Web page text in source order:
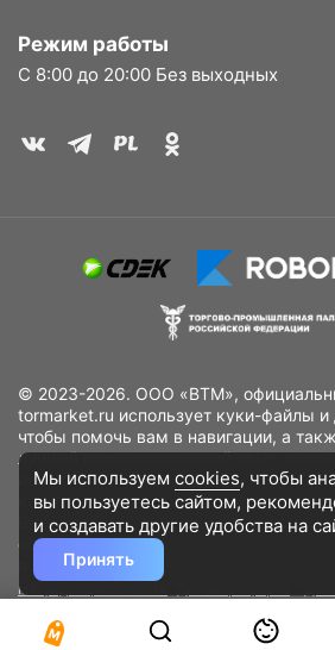
Режим работы
С 8:00 до 20:00 Без выходных
© 2023-2026. ООО «ВТМ»,
tormarket.ru использует куки-файлы и
чтобы помочь вам в навигации, а
лучший пользовательский опыт,
использование наших продуктов и
качество рекламных и
Вы не хотите, чтобы Ваши
обрабатывались, пожалуйста,
в своём браузере.
конфиденциальности
Разработано DST Global
Мы используем cookies, чтобы
вы пользуетесь сайтом,
и создавать другие удобства на
Принять